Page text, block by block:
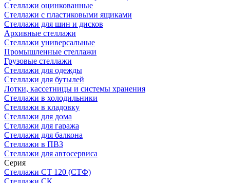
Стеллажи оцинкованные
Стеллажи с пластиковыми ящиками
Стеллажи для шин и дисков
Архивные стеллажи
Стеллажи универсальные
Промышленные стеллажи
Грузовые стеллажи
Стеллажи для одежды
Стеллажи для бутылей
Лотки, кассетницы и системы хранения
Стеллажи в холодильники
Стеллажи в кладовку
Стеллажи для дома
Стеллажи для гаража
Стеллажи для балкона
Стеллажи в ПВЗ
Стеллажи для автосервиса
Серия
Стеллажи СТ 120 (СТФ)
Стеллажи СК